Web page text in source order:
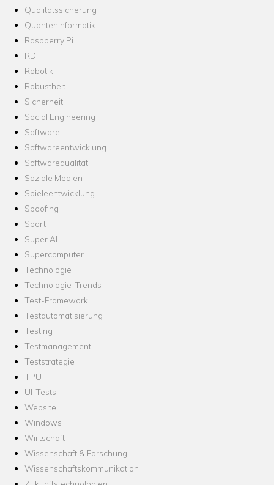
Qualitätssicherung
Quanteninformatik
Raspberry Pi
RDF
Robotik
Robustheit
Sicherheit
Social Engineering
Software
Softwareentwicklung
Softwarequalität
Soziale Medien
Spieleentwicklung
Spoofing
Sport
Super AI
Supercomputer
Technologie
Technologie-Trends
Test-Framework
Testautomatisierung
Testing
Testmanagement
Teststrategie
TPU
UI-Tests
Website
Windows
Wirtschaft
Wissenschaft & Forschung
Wissenschaftskommunikation